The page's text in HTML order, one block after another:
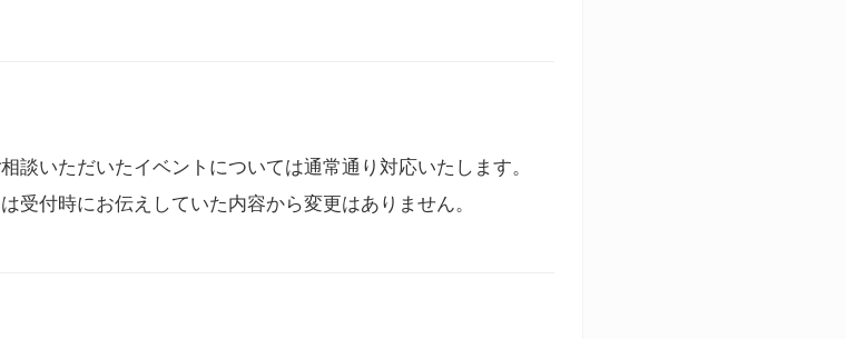
談いただいたイベントについては通常通り対応いたします。
受付時にお伝えしていた内容から変更はありません。